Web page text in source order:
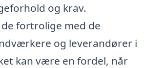
og krav.
fortrolige med de
og leverandører i
kan være en fordel, når